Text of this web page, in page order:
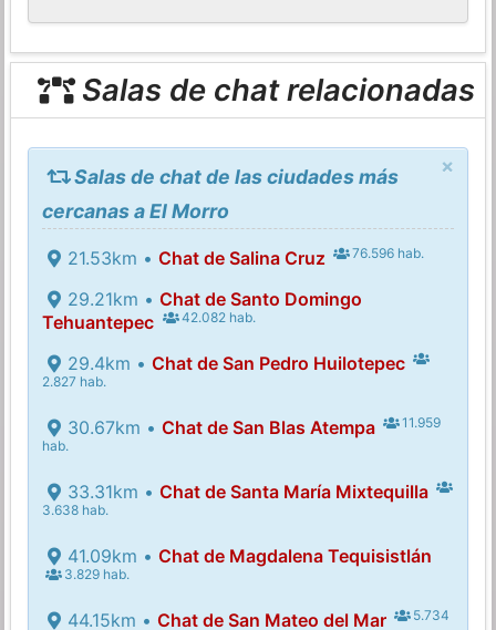
Salas de chat relacionadas
×
Salas de chat de las ciudades más
cercanas a El Morro
21.53km • Chat de Salina Cruz 76.596 hab.
29.21km • Chat de Santo Domingo
Tehuantepec
42.082 hab.
29.4km • Chat de San Pedro Huilotepec
2.827 hab.
30.67km • Chat de San Blas Atempa
11.959
hab.
33.31km • Chat de Santa María Mixtequilla
3.638 hab.
41.09km • Chat de Magdalena Tequisistlán
3.829 hab.
44.15km • Chat de San Mateo del Mar
5.734